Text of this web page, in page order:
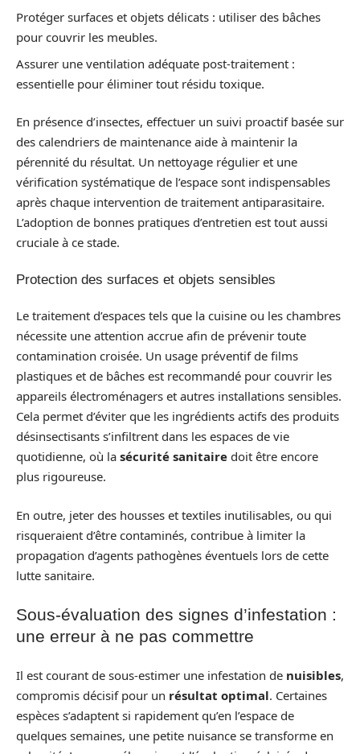
Protéger surfaces et objets délicats : utiliser des bâches
pour couvrir les meubles.
Assurer une ventilation adéquate post-traitement :
essentielle pour éliminer tout résidu toxique.
En présence d’insectes, effectuer un suivi proactif basée sur
des calendriers de maintenance aide à maintenir la
pérennité du résultat. Un nettoyage régulier et une
vérification systématique de l’espace sont indispensables
après chaque intervention de traitement antiparasitaire.
L’adoption de bonnes pratiques d’entretien est tout aussi
cruciale à ce stade.
Protection des surfaces et objets sensibles
Le traitement d’espaces tels que la cuisine ou les chambres
nécessite une attention accrue afin de prévenir toute
contamination croisée. Un usage préventif de films
plastiques et de bâches est recommandé pour couvrir les
appareils électroménagers et autres installations sensibles.
Cela permet d’éviter que les ingrédients actifs des produits
désinsectisants s’infiltrent dans les espaces de vie
quotidienne, où la sécurité sanitaire doit être encore
plus rigoureuse.
En outre, jeter des housses et textiles inutilisables, ou qui
risqueraient d’être contaminés, contribue à limiter la
propagation d’agents pathogènes éventuels lors de cette
lutte sanitaire.
Sous-évaluation des signes d’infestation :
une erreur à ne pas commettre
Il est courant de sous-estimer une infestation de nuisibles,
compromis décisif pour un résultat optimal. Certaines
espèces s’adaptent si rapidement qu’en l’espace de
quelques semaines, une petite nuisance se transforme en